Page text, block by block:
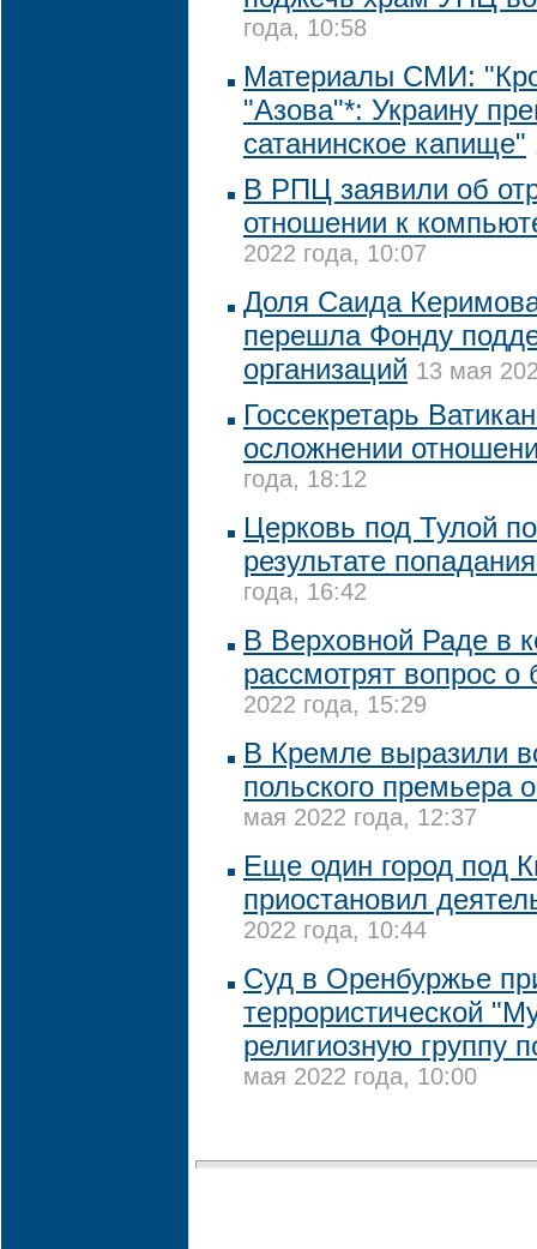
года, 10:58
Материалы СМИ:
"Азова"*: Украину
сатанинское капище"
В РПЦ заявили об
отношении к
2022 года, 10:07
Доля Саида
перешла Фонду
организаций 13 мая
Госсекретарь
осложнении
года, 18:12
Церковь под Тулой
результате
года, 16:42
В Верховной Раде в
рассмотрят вопрос
2022 года, 15:29
В Кремле выразили
польского премьера
мая 2022 года, 12:37
Еще один город под
приостановил
2022 года, 10:44
Суд в Оренбуржье
террористической
религиозную группу
мая 2022 года, 10:00